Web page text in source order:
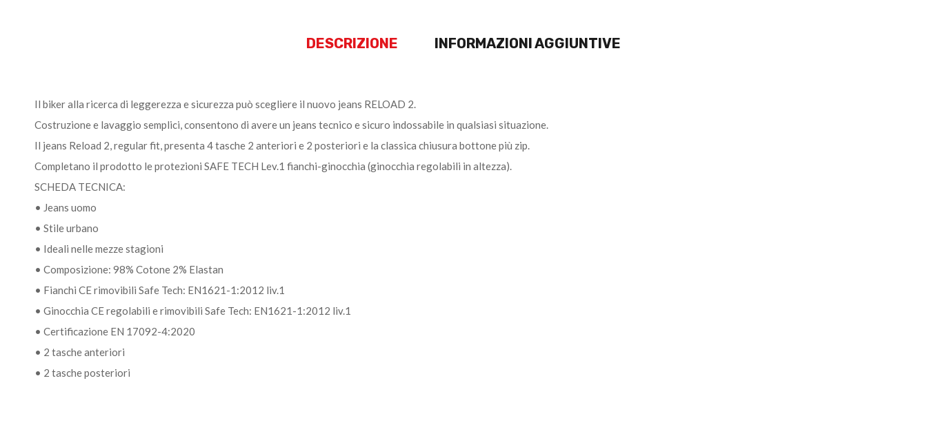
DESCRIZIONE INFORMAZIONI AGGIUNTIVE
Il biker alla ricerca di leggerezza e sicurezza può scegliere il nuovo jeans RELOAD 2.
Costruzione e lavaggio semplici, consentono di avere un jeans tecnico e sicuro indossabile in qualsiasi situazione.
Il jeans Reload 2, regular fit, presenta 4 tasche 2 anteriori e 2 posteriori e la classica chiusura bottone più zip.
Completano il prodotto le protezioni SAFE TECH Lev.1 fianchi-ginocchia (ginocchia regolabili in altezza).
SCHEDA TECNICA:
• Jeans uomo
• Stile urbano
• Ideali nelle mezze stagioni
• Composizione: 98% Cotone 2% Elastan
• Fianchi CE rimovibili Safe Tech: EN1621-1:2012 liv.1
• Ginocchia CE regolabili e rimovibili Safe Tech: EN1621-1:2012 liv.1
• Certificazione EN 17092-4:2020
• 2 tasche anteriori
• 2 tasche posteriori